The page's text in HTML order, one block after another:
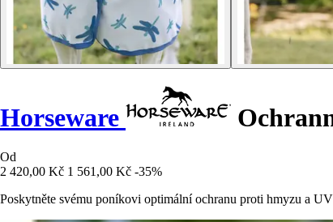
Horseware
Od
2 420,00 Kč 1 561,00 Kč -35%
Poskytněte svému poníkovi optimální ochranu proti hmyzu a